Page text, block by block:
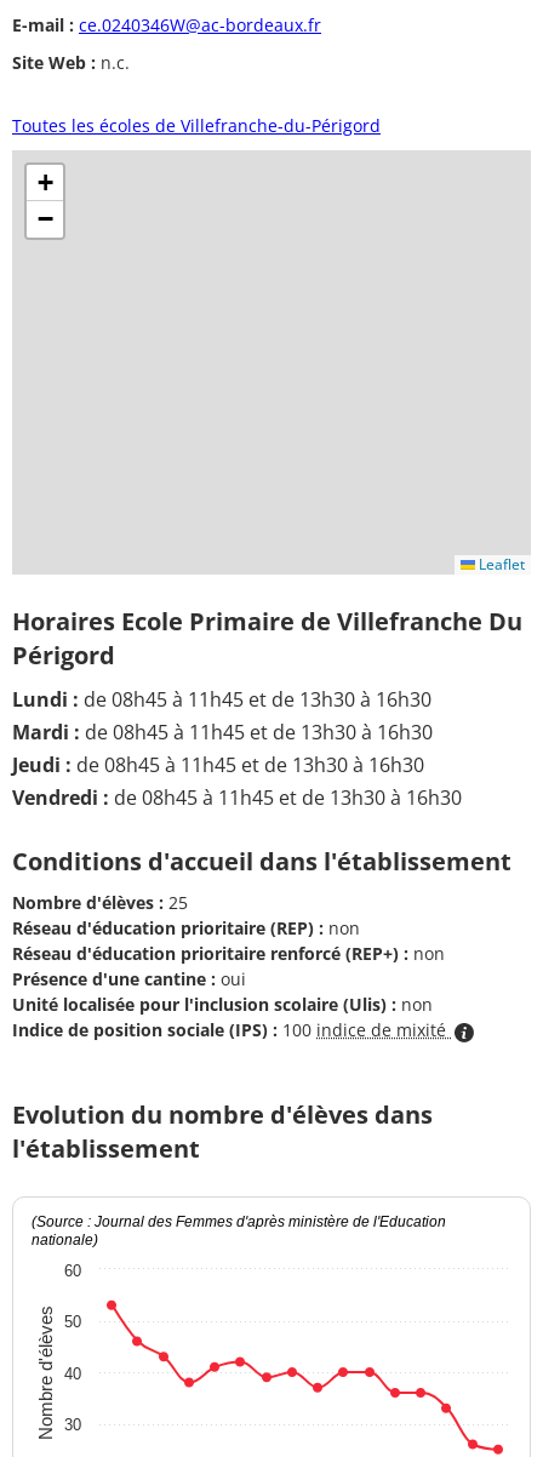
E-mail : ce.0240346W@ac-bordeaux.fr
Site Web : n.c.
Toutes les écoles de Villefranche-du-Périgord
+
−
Leaflet
Horaires Ecole Primaire de Villefranche Du
Périgord
Lundi : de 08h45 à 11h45 et de 13h30 à 16h30
Mardi : de 08h45 à 11h45 et de 13h30 à 16h30
Jeudi : de 08h45 à 11h45 et de 13h30 à 16h30
Vendredi : de 08h45 à 11h45 et de 13h30 à 16h30
Conditions d'accueil dans l'établissement
Nombre d'élèves : 25
Réseau d'éducation prioritaire (REP) : non
Réseau d'éducation prioritaire renforcé (REP+) : non
Présence d'une cantine : oui
Unité localisée pour l'inclusion scolaire (Ulis) : non
Indice de position sociale (IPS) : 100 indice de mixité
Evolution du nombre d'élèves dans
l'établissement
Nombre d'élèves
(Source : Journal des Femmes d'après ministère de l'Education
nationale)
30
40
50
60